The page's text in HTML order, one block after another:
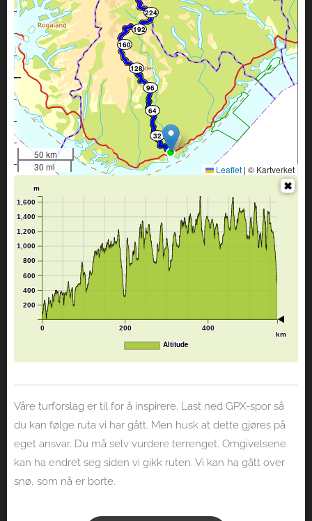
128
64
192
32
96
160
224
50 km
30 mi
Leaflet | © Kartverket
0 200 400
km
200
400
600
800
1,000
1,200
1,400
1,600
m
Altitude
Våre turforslag er til for å inspirere. Last ned GPX-spor så
du kan følge ruta vi har gått. Men husk at dette gjøres på
eget ansvar. Du må selv vurdere terrenget. Omgivelsene
kan ha endret seg siden vi gikk ruten. Vi kan ha gått over
snø, som nå er borte.